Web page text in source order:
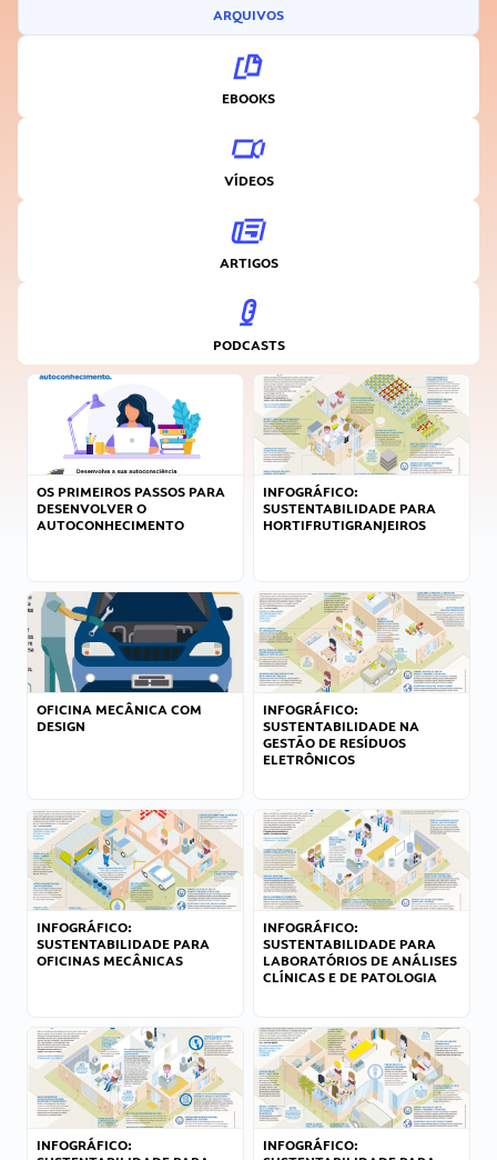
ARQUIVOS
EBOOKS
VÍDEOS
ARTIGOS
PODCASTS
OS PRIMEIROS PASSOS PARA
DESENVOLVER O
AUTOCONHECIMENTO
INFOGRÁFICO:
SUSTENTABILIDADE PARA
HORTIFRUTIGRANJEIROS
OFICINA MECÂNICA COM
DESIGN
INFOGRÁFICO:
SUSTENTABILIDADE NA
GESTÃO DE RESÍDUOS
ELETRÔNICOS
INFOGRÁFICO:
SUSTENTABILIDADE PARA
OFICINAS MECÂNICAS
INFOGRÁFICO:
SUSTENTABILIDADE PARA
LABORATÓRIOS DE ANÁLISES
CLÍNICAS E DE PATOLOGIA
INFOGRÁFICO:
INFOGRÁFICO: